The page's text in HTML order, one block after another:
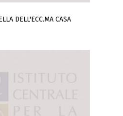
DELL'ECC.MA CASA